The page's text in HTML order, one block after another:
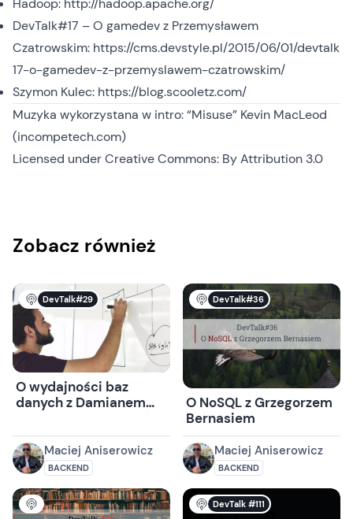
Hadoop: http://hadoop.apache.org/
DevTalk#17 – O gamedev z Przemysławem
Czatrowskim: https://cms.devstyle.pl/2015/06/01/devtalk
17-o-gamedev-z-przemyslawem-czatrowskim/
Szymon Kulec: https://blog.scooletz.com/
Muzyka wykorzystana w intro: “Misuse” Kevin MacLeod
(incompetech.com)
Licensed underCreative Commons: By Attribution 3.0
Zobacz również
DevTalk#29
O wydajności baz
danych z Damianem
Maciej Aniserowicz
BACKEND
DevTalk#36
O NoSQL z Grzegorzem
Bernasiem
Maciej Aniserowicz
BACKEND
DevTalk #111